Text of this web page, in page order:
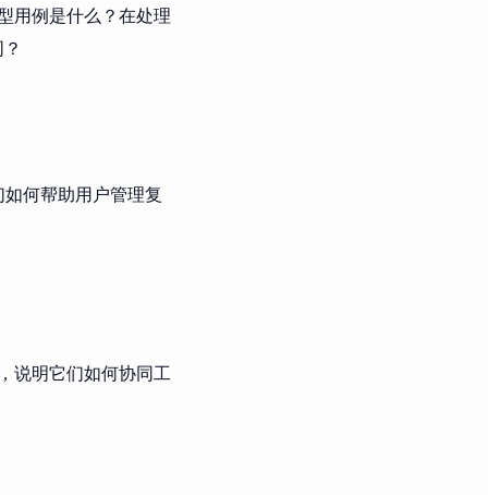
用例是什么？在处理
何帮助用户管理复
说明它们如何协同工